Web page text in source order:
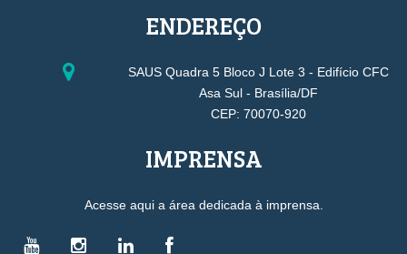
ENDEREÇO
SAUS Quadra 5 Bloco J Lote 3 - Edifício CFC
Asa Sul - Brasília/DF
CEP: 70070-920
IMPRENSA
Acesse aqui a área dedicada à imprensa.